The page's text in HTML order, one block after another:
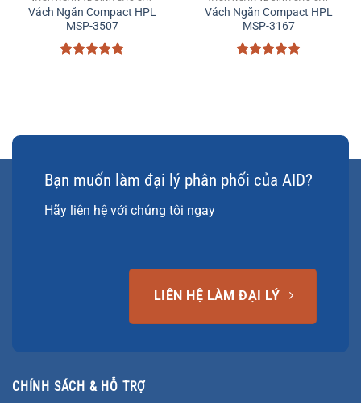
Vách Ngăn Compact HPL
MSP-3507
Vách Ngăn Compact HPL
MSP-3167
Bạn muốn làm đại lý phân phối của AID?
Hãy liên hệ với chúng tôi ngay
LIÊN HỆ LÀM ĐẠI LÝ
CHÍNH SÁCH & HỖ TRỢ